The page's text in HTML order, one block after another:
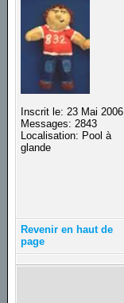
Inscrit le: 23 Mai 2006
Messages: 2843
Localisation: Pool à
glande
Revenir en haut de
page